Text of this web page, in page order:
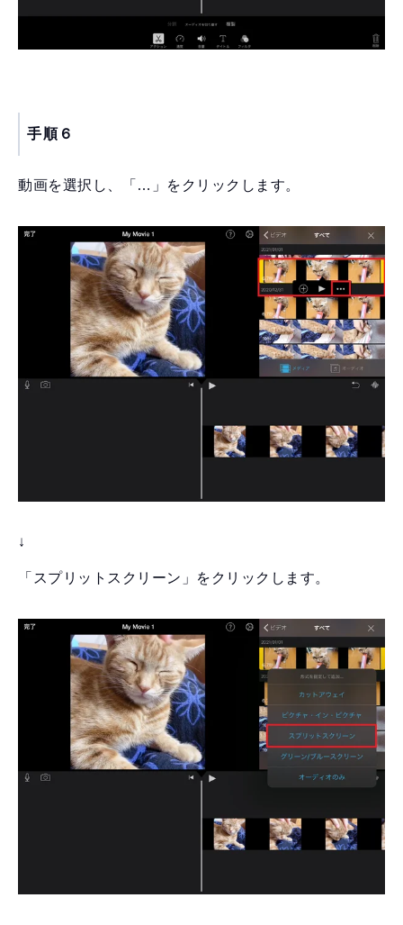
手順６
動画を選択し、「…」をクリックします。
↓
「スプリットスクリーン」をクリックします。